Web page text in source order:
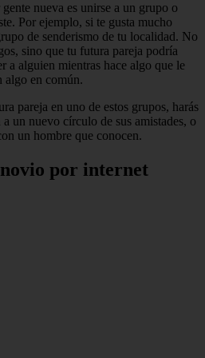
nueva es unirse a un grupo o
Por ejemplo, si te gusta mucho
de senderismo de tu localidad. No
sino que tu futura pareja podría
a alguien mientras hace algo que le
algo en común.
pareja en uno de estos grupos, harás
un nuevo círculo de sus amistades, o
un hombre que conocen.
por internet